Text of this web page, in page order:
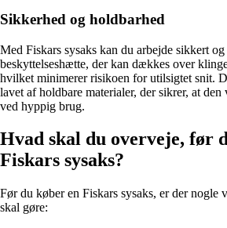
Sikkerhed og holdbarhed
Med Fiskars sysaks kan du arbejde sikkert
beskyttelseshætte, der kan dækkes over
hvilket minimerer risikoen for utilsigtet snit.
lavet af holdbare materialer, der sikrer, at
ved hyppig brug.
Hvad skal du overveje, før
Fiskars sysaks?
Før du køber en Fiskars sysaks, er der nogle
skal gøre: